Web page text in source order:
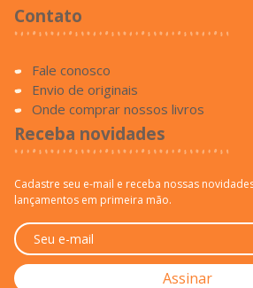
Onde comprar nossos livros
Cadastre seu e-mail e receba nossas
lançamentos em primeira mão.